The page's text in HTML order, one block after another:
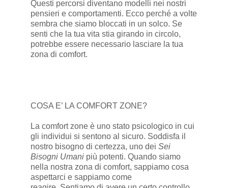
Questi percorsi diventano modelli nei nostri
pensieri e comportamenti. Ecco perché a volte
sembra che siamo bloccati in un solco. Se
senti che la tua vita stia girando in circolo,
potrebbe essere necessario lasciare la tua
zona di comfort.
COSA E’ LA COMFORT ZONE?
La comfort zone è uno stato psicologico in cui
gli individui si sentono al sicuro. Soddisfa il
nostro bisogno di certezza, uno dei Sei
Bisogni Umanipiù potenti. Quando siamo
nella nostra zona di comfort, sappiamo cosa
aspettarci e sappiamo come